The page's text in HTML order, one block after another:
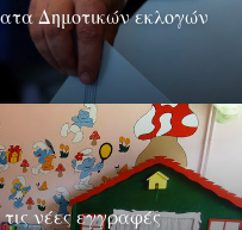
Δημοτικών εκλογών
νέες εγγραφές